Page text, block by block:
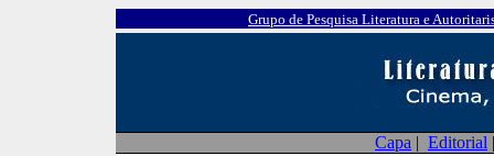
Grupo de Pesquisa Literatura e
Capa | Editorial